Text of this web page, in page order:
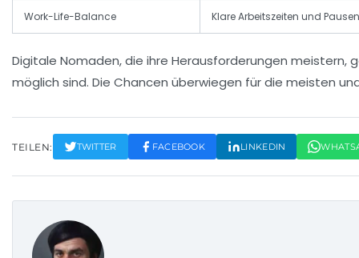
Work-Life-Balance Klare Arbeitszeiten und
Digitale Nomaden, die ihre Herausforderungen
möglich sind. Die Chancen überwiegen für die meisten
TEILEN: TWITTER FACEBOOK LINKEDIN